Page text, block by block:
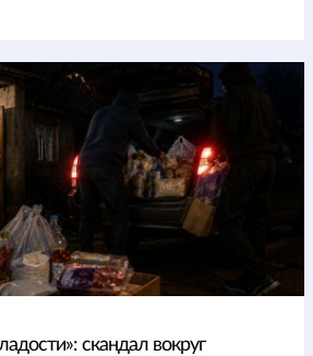
скандал вокруг